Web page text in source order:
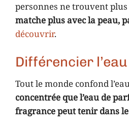
personnes ne trouvent
matche plus avec la peau,
découvrir.
Différencier
Tout le monde confond
concentrée que l’eau de
fragrance peut tenir dans